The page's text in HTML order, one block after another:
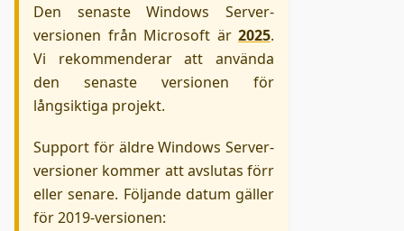
Den senaste Windows Server-
versionen från Microsoft är 2025.
Vi rekommenderar att använda
den senaste versionen för
långsiktiga projekt.
Support för äldre Windows Server-
versioner kommer att avslutas förr
eller senare. Följande datum gäller
för 2019-versionen: